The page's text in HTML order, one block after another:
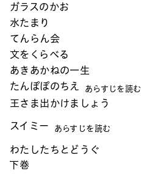
ガラスのかお
水たまり
てんらん会
文をくらべる
あきあかねの一生
たんぽぽのちえ
あらすじを読む
王さま出かけましょう
スイミー あらすじを読む
わたしたちとどうぐ
下巻